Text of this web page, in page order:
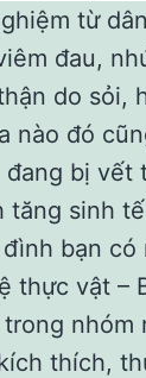
từ
đau,
do sỏi,
nào đó
bị vết
tăng sinh
bạn
thực vật –
thích,